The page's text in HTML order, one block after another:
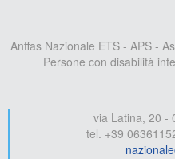
Anffas Nazionale ETS - APS -
Persone con disabilità
via Latina, 20 -
tel. +39